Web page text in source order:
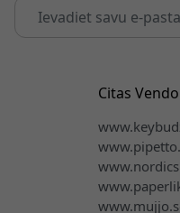
Citas